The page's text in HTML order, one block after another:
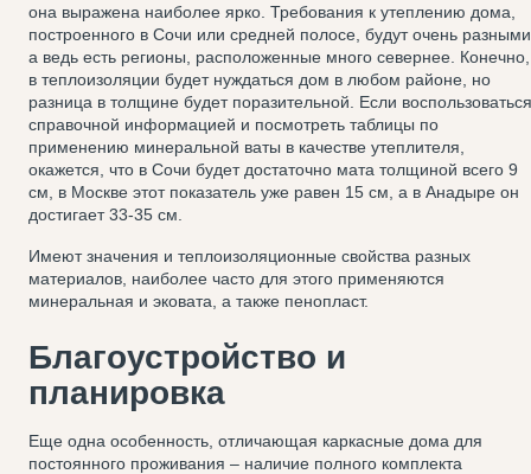
она выражена наиболее ярко. Требования к утеплению дома,
построенного в Сочи или средней полосе, будут очень
а ведь есть регионы, расположенные много севернее. Конечно,
в теплоизоляции будет нуждаться дом в любом районе, но
разница в толщине будет поразительной. Если воспользоваться
справочной информацией и посмотреть таблицы по
применению минеральной ваты в качестве утеплителя,
окажется, что в Сочи будет достаточно мата толщиной всего 9
см, в Москве этот показатель уже равен 15 см, а в Анадыре он
достигает 33-35 см.
Имеют значения и теплоизоляционные свойства разных
материалов, наиболее часто для этого применяются
минеральная и эковата, а также пенопласт.
Благоустройство и
планировка
Еще одна особенность, отличающая каркасные дома для
постоянного проживания – наличие полного комплекта